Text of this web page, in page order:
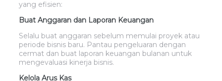
yang efisien:
Buat Anggaran dan Laporan Keuangan
Selalu buat anggaran sebelum memulai proyek atau
periode bisnis baru. Pantau pengeluaran dengan
cermat dan buat laporan keuangan bulanan untuk
mengevaluasi kinerja bisnis.
Kelola Arus Kas